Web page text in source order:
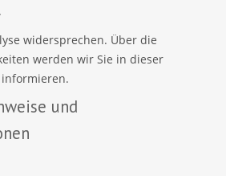
widersprechen. Über die
werden wir Sie in dieser
und